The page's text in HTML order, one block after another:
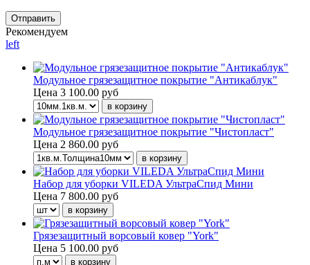
Рекомендуем
left
Модульное грязезащитное покрытие "Антикаблук"
Цена 3 100.00 руб
Модульное грязезащитное покрытие "Чистопласт"
Цена 2 860.00 руб
Набор для уборки VILEDA УльтраСпид Мини
Цена 7 800.00 руб
Грязезащитный ворсовый ковер "York"
Цена 5 100.00 руб